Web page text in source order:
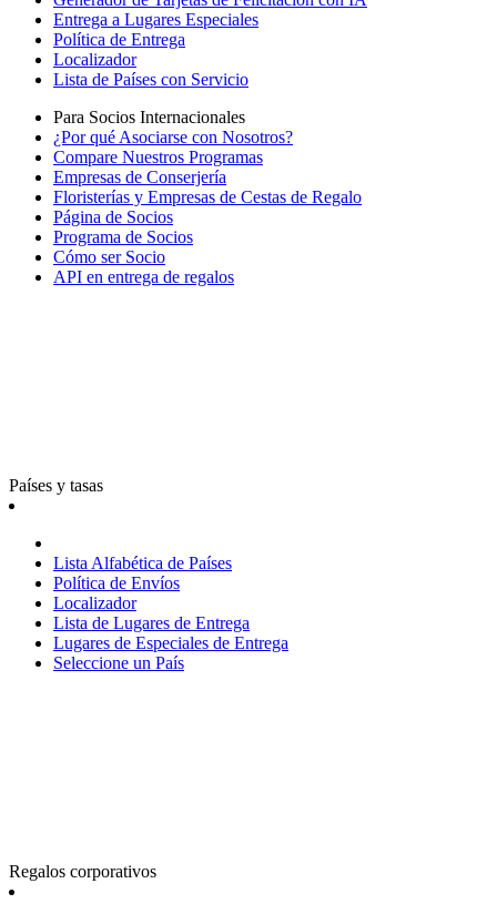
Entrega a Lugares Especiales
Política de Entrega
Localizador
Lista de Países con Servicio
Para Socios Internacionales
¿Por qué Asociarse con Nosotros?
Compare Nuestros Programas
Empresas de Conserjería
Floristerías y Empresas de Cestas de Regalo
Página de Socios
Programa de Socios
Cómo ser Socio
API en entrega de regalos
Países y tasas
Lista Alfabética de Países
Política de Envíos
Localizador
Lista de Lugares de Entrega
Lugares de Especiales de Entrega
Seleccione un País
Regalos corporativos